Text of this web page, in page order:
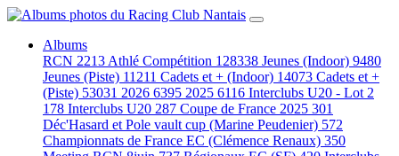
Albums
RCN 2213 Athlé Compétition 128338 Jeunes (Indoor) 9480
Jeunes (Piste) 11211 Cadets et + (Indoor) 14073 Cadets et +
(Piste) 53031 2026 6395 2025 6116 Interclubs U20 - Lot 2
178 Interclubs U20 287 Coupe de France 2025 301
Déc'Hasard et Pole vault cup (Marine Peudenier) 572
Championnats de France EC (Clémence Renaux) 350